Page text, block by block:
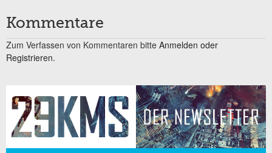
Kommentare
Zum Verfassen von Kommentaren bitte Anmelden oder
Registrieren.